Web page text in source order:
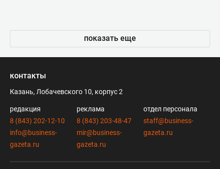
показать еще
контакты
Казань, Лобачевского 10, корпус 2
редакция
8 (843) 202-12-10
info@business-
gazeta.ru
реклама
8 (843) 203-48-47
mir@business-
gazeta.ru
отдел персонала
staff@business-
gazeta.ru